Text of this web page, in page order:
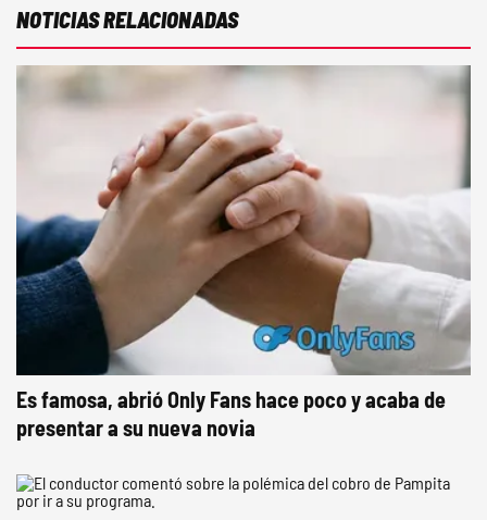
NOTICIAS RELACIONADAS
Es famosa, abrió Only Fans hace poco y acaba de
presentar a su nueva novia